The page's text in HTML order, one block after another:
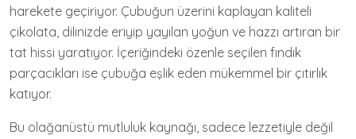
harekete geçiriyor. Çubuğun üzerini kaplayan kaliteli
çikolata, dilinizde eriyip yayılan yoğun ve hazzı artıran bir
tat hissi yaratıyor. İçeriğindeki özenle seçilen fındık
parçacıkları ise çubuğa eşlik eden mükemmel bir çıtırlık
katıyor.
Bu olağanüstü mutluluk kaynağı, sadece lezzetiyle değil